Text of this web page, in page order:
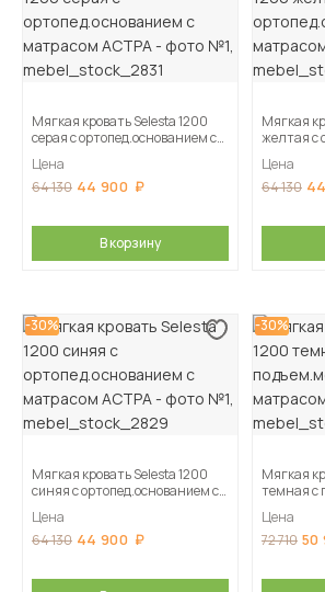
Мягкая кровать Selesta 1200
серая с ортопед.основанием с
Цена
64 130 44 900
В корзину
Мягкая
желтая с
Цена
64 130
-30%
Мягкая кровать Selesta 1200
синяя с ортопед.основанием с
Цена
64 130 44 900
-30%
Мягкая
темная с
Цена
72 710 50